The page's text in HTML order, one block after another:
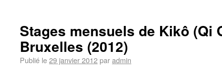
Stages mensuels de Kikô (Qi
Bruxelles (2012)
Publié le29 janvier 2012paradmin